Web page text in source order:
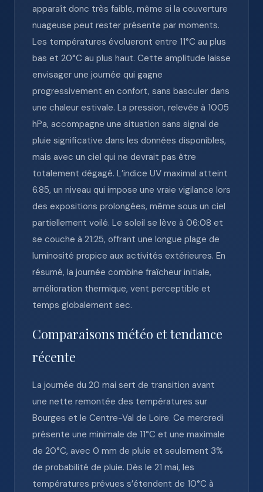
apparaît donc très faible, même si la couverture
nuageuse peut rester présente par moments.
Les températures évolueront entre 11°C au plus
bas et 20°C au plus haut. Cette amplitude laisse
envisager une journée qui gagne
progressivement en confort, sans basculer dans
une chaleur estivale. La pression, relevée à 1005
hPa, accompagne une situation sans signal de
pluie significative dans les données disponibles,
mais avec un ciel qui ne devrait pas être
totalement dégagé. L’indice UV maximal atteint
6.85, un niveau qui impose une vraie vigilance lors
des expositions prolongées, même sous un ciel
partiellement voilé. Le soleil se lève à 06:08 et
se couche à 21:25, offrant une longue plage de
luminosité propice aux activités extérieures. En
résumé, la journée combine fraîcheur initiale,
amélioration thermique, vent perceptible et
temps globalement sec.
Comparaisons météo et tendance
récente
La journée du 20 mai sert de transition avant
une nette remontée des températures sur
Bourges et le Centre-Val de Loire. Ce mercredi
présente une minimale de 11°C et une maximale
de 20°C, avec 0 mm de pluie et seulement 3%
de probabilité de pluie. Dès le 21 mai, les
températures prévues s’étendent de 10°C à